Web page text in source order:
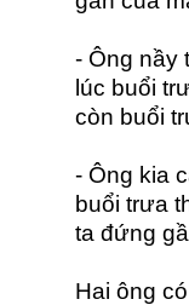
- Ông nầy
lúc buổi
còn buổi
- Ông kia
buổi trưa
ta đứng
Hai ông